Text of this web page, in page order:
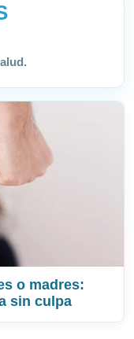
o madres:
sin culpa